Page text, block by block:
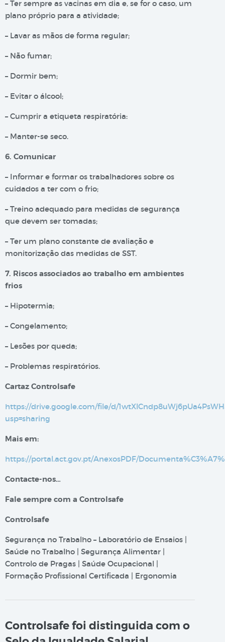
– Ter sempre as vacinas em dia e, se for o caso, um
plano próprio para a atividade;
– Lavar as mãos de forma regular;
– Não fumar;
– Dormir bem;
– Evitar o álcool;
– Cumprir a etiqueta respiratória:
– Manter-se seco.
6. Comunicar
– Informar e formar os trabalhadores sobre os
cuidados a ter com o frio;
– Treino adequado para medidas de segurança
que devem ser tomadas;
– Ter um plano constante de avaliação e
monitorização das medidas de SST.
7. Riscos associados ao trabalho em ambientes
frios
– Hipotermia;
– Congelamento;
– Lesões por queda;
– Problemas respiratórios.
Cartaz Controlsafe
https://drive.google.com/file/d/
usp=sharing
Mais em:
https://portal.act.gov.pt/AnexosPDF/
Contacte-nos…
Fale sempre com a Controlsafe
Controlsafe
Segurança no Trabalho – Laboratório de Ensaios |
Saúde no Trabalho | Segurança Alimentar |
Controlo de Pragas | Saúde Ocupacional |
Formação Profissional Certificada | Ergonomia
Controlsafe foi distinguida com o